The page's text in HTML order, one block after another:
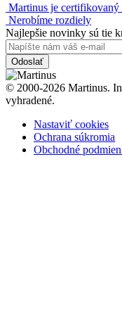
Martinus je
Nerobíme rozdiely
Najlepšie novinky sú tie
Odoslať
© 2000-2026 Martinus.
vyhradené.
Nastaviť cookies
Ochrana súkromia
Obchodné